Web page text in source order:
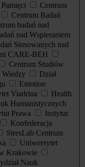
Centrum
Centrum Badań
badań nad
nad Wspieraniem
Stosowanych nad
CARE-BEH
Centrum Studiów
Wiedzy
Dział
Emotion
Viadrina
Health
Humanistycznych
Prawa
Instytut
Konfederacja
StresLab Centrum
Uniwersytet
Krakowie
Nauk